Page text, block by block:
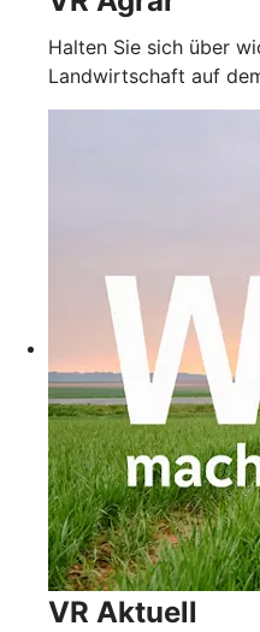
Halten Sie sich über
Landwirtschaft auf
VR Aktuell